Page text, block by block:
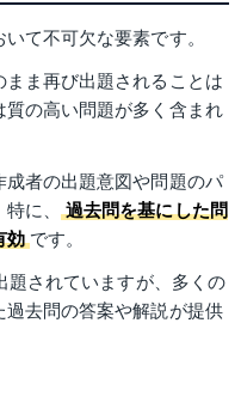
て不可欠な要素です。
ま再び出題されることは
の高い問題が多く含まれ
者の出題意図や問題のパ
に、
過去問を基にした問
効 です。
題されていますが、多くの
去問の答案や解説が提供